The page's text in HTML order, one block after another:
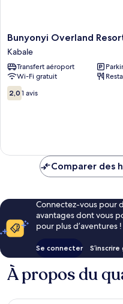
Bunyonyi
Overland
Resort
Kabale
Bunyonyi Overland
Kabale
Transfert aéroport
Wi-Fi gratuit
2.0
sur
2,0 1 avis
Comparer des
Connectez-vous pour
avantages dont vous
pour plus d’aventures !
Se connecter
À propos du